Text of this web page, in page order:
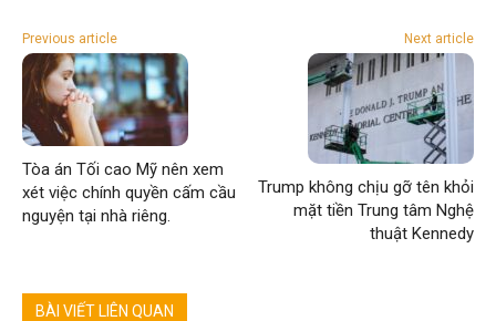
Previous article
Tòa án Tối cao Mỹ nên xem
xét việc chính quyền cấm cầu
nguyện tại nhà riêng.
Next article
Trump không chịu gỡ tên khỏi
mặt tiền Trung tâm Nghệ
thuật Kennedy
BÀI VIẾT LIÊN QUAN